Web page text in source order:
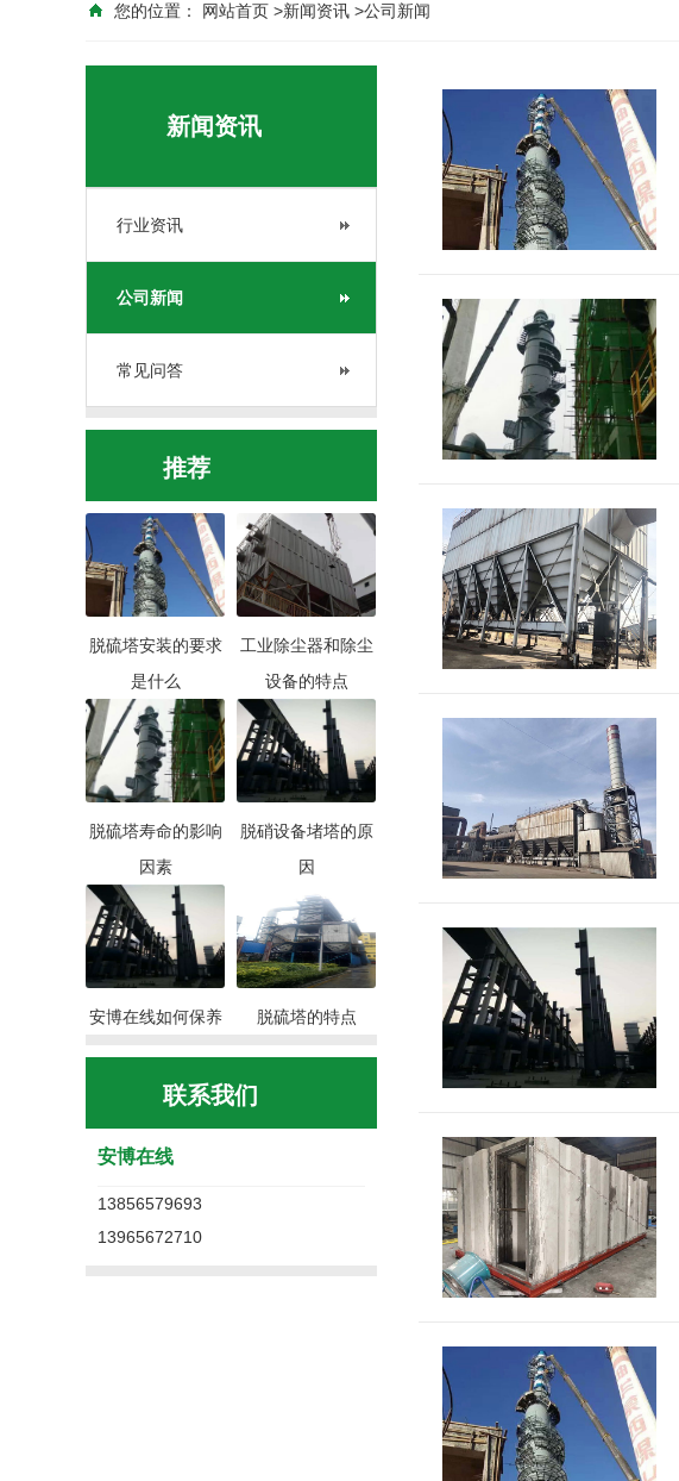
您的位置： 网站首页 >新闻资讯 >公司新闻
新闻资讯
行业资讯
公司新闻
常见问答
推荐
脱硫塔安装的要求
是什么
工业除尘器和除尘
设备的特点
脱硫塔寿命的影响
因素
脱硝设备堵塔的原
因
安博在线如何保养 脱硫塔的特点
联系我们
安博在线
13856579693
13965672710